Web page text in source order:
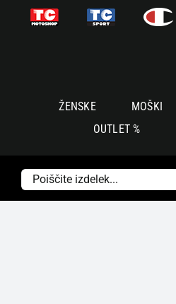
ŽENSKE MOŠKI
OUTLET %